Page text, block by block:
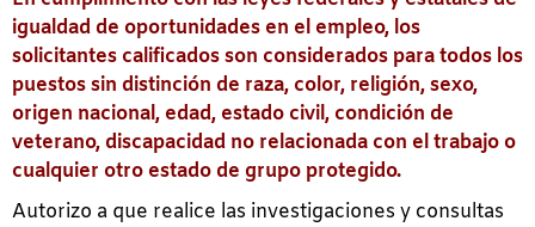
igualdad de oportunidades en el empleo, los
solicitantes calificados son considerados para todos los
puestos sin distinción de raza, color, religión, sexo,
origen nacional, edad, estado civil, condición de
veterano, discapacidad no relacionada con el trabajo o
cualquier otro estado de grupo protegido.
Autorizo a que realice las investigaciones y consultas